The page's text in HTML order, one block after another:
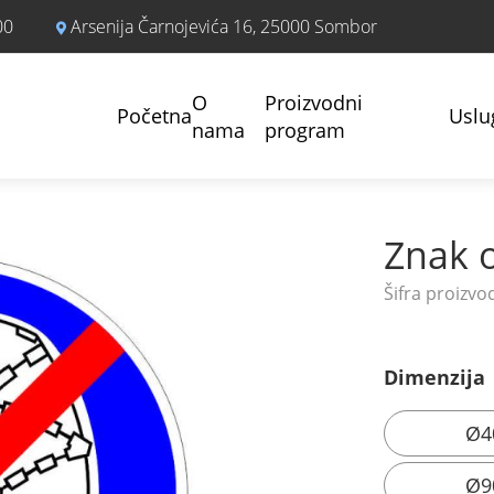
Arsenija Čarnojevića 16, 25000 Sombor
Početna
O
nama
Proizvodni
program
Znak
Dimenzija